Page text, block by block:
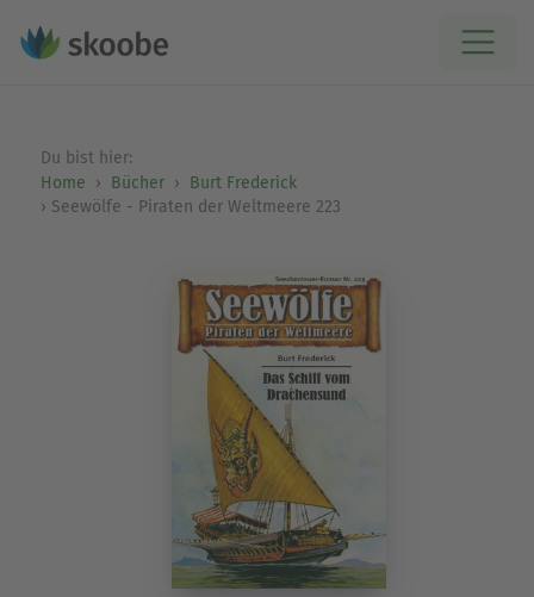
Du bist hier:
Home
Bücher
Burt Frederick
Seewölfe - Piraten der Weltmeere 223